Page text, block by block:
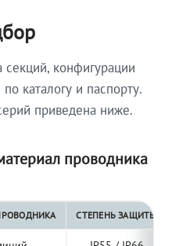
конфигурации
каталогу и паспорту.
приведена ниже.
проводника
СТЕПЕНЬ ЗАЩИТЫ